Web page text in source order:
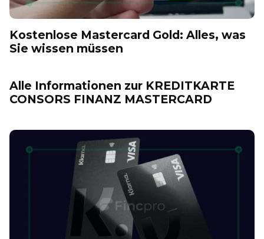
Kostenlose Mastercard Gold: Alles, was
Sie wissen müssen
Alle Informationen zur KREDITKARTE
CONSORS FINANZ MASTERCARD